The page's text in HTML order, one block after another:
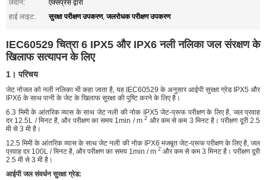
लदान:
एक्सप्रेस द्वारा
हाई लाइट:
सुरक्षा परीक्षण उपकरण,जलरोधक परीक्षण उपकरण
IEC60529 चित्रा 6 IPX5 और IPX6 नली नलिका जल संरक्षण के
खिलाफ सत्यापन के लिए
1। परिचय
जेट नोजल को नली नलिका भी कहा जाता है, यह IEC60529 के अनुसार आईपी सुरक्षा ग्रेड IPX5 और
IPX6 के साथ पानी के जेट के खिलाफ सुरक्षा की पुष्टि करने के लिए है।
6.3 मिमी के आंतरिक व्यास के साथ जेट नली की नोक IPX5 जेट-प्रूफ परीक्षण के लिए है, जल प्रवाह
दर 12.5L / मिनट है, और परीक्षण का समय 1min / m2 और कम से कम 3 मिनट है। परीक्षण दूरी 2.5
मी से 3 मी है।
12.5 मिमी के आंतरिक व्यास के साथ जेट नली की नोक IPX6 मजबूत जेट-प्रूफ परीक्षण के लिए है, जल
प्रवाह दर 100L / मिनट है, और परीक्षण का समय 1min / m 2 और कम से कम 3 मिनट है। परीक्षण दूरी
2.5 मी से 3 मी है।
आईपी ​​जल संवर्धन सुरक्षा ग्रेड: